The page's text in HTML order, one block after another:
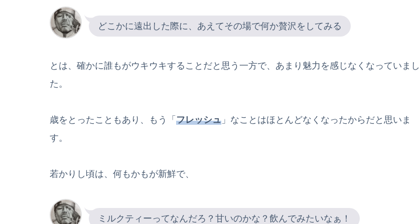
どこかに遠出した際に、あえてその場で何か贅沢をしてみる
とは、確かに誰もがウキウキすることだと思う一方で、あまり魅力を感じなくなっていまし
た。
歳をとったこともあり、もう「 フレッシュ 」なことはほとんどなくなったからだと思いま
す。
若かりし頃は、何もかもが新鮮で、
ミルクティーってなんだろ？甘いのかな？飲んでみたいなぁ！